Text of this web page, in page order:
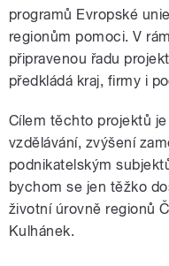
programů Evropské
regionům pomoci. V
připravenou řadu
předkládá kraj, firmy i
Cílem těchto projektů
vzdělávání, zvýšení
podnikatelským
bychom se jen těžko
životní úrovně regionů
Kulhánek.